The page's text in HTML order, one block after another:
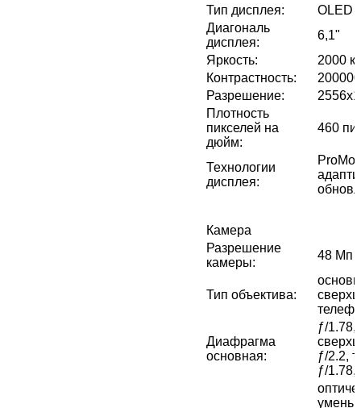
Тип дисплея:
OLED
Диагональ
дисплея:
6,1"
Яркость:
2000
Контрастность:
Разрешение:
Плотность
пикселей на
дюйм:
460
Технологии
дисплея:
Камера
Разрешение
камеры:
48 Мп
Тип объектива:
Диафрагма
основная:
ƒ/1.78,
ƒ/2.2,
ƒ/1.78,